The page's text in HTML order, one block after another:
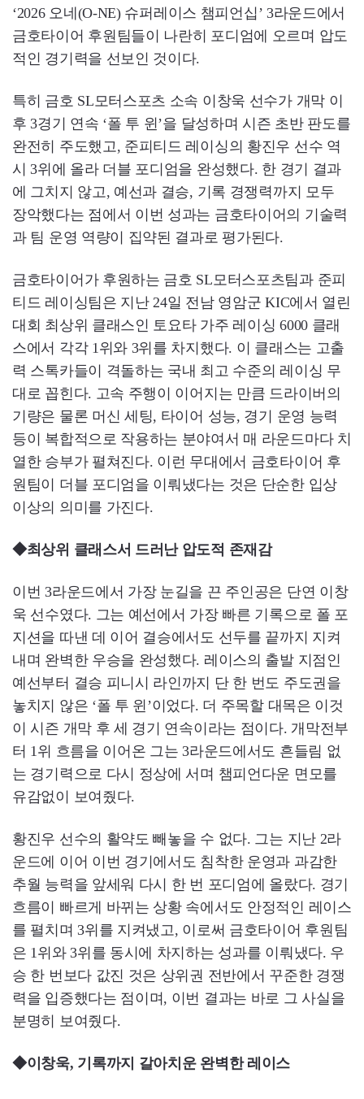
‘2026 오네(O-NE) 슈퍼레이스 챔피언십’ 3라운드에서
금호타이어 후원팀들이 나란히 포디엄에 오르며 압도
적인 경기력을 선보인 것이다.
특히 금호 SL모터스포츠 소속 이창욱 선수가 개막 이
후 3경기 연속 ‘폴 투 윈’을 달성하며 시즌 초반 판도를
완전히 주도했고, 준피티드 레이싱의 황진우 선수 역
시 3위에 올라 더블 포디엄을 완성했다. 한 경기 결과
에 그치지 않고, 예선과 결승, 기록 경쟁력까지 모두
장악했다는 점에서 이번 성과는 금호타이어의 기술력
과 팀 운영 역량이 집약된 결과로 평가된다.
금호타이어가 후원하는 금호 SL모터스포츠팀과 준피
티드 레이싱팀은 지난 24일 전남 영암군 KIC에서 열린
대회 최상위 클래스인 토요타 가주 레이싱 6000 클래
스에서 각각 1위와 3위를 차지했다. 이 클래스는 고출
력 스톡카들이 격돌하는 국내 최고 수준의 레이싱 무
대로 꼽힌다. 고속 주행이 이어지는 만큼 드라이버의
기량은 물론 머신 세팅, 타이어 성능, 경기 운영 능력
등이 복합적으로 작용하는 분야여서 매 라운드마다 치
열한 승부가 펼쳐진다. 이런 무대에서 금호타이어 후
원팀이 더블 포디엄을 이뤄냈다는 것은 단순한 입상
이상의 의미를 가진다.
◆최상위 클래스서 드러난 압도적 존재감
이번 3라운드에서 가장 눈길을 끈 주인공은 단연 이창
욱 선수였다. 그는 예선에서 가장 빠른 기록으로 폴 포
지션을 따낸 데 이어 결승에서도 선두를 끝까지 지켜
내며 완벽한 우승을 완성했다. 레이스의 출발 지점인
예선부터 결승 피니시 라인까지 단 한 번도 주도권을
놓치지 않은 ‘폴 투 윈’이었다. 더 주목할 대목은 이것
이 시즌 개막 후 세 경기 연속이라는 점이다. 개막전부
터 1위 흐름을 이어온 그는 3라운드에서도 흔들림 없
는 경기력으로 다시 정상에 서며 챔피언다운 면모를
유감없이 보여줬다.
황진우 선수의 활약도 빼놓을 수 없다. 그는 지난 2라
운드에 이어 이번 경기에서도 침착한 운영과 과감한
추월 능력을 앞세워 다시 한 번 포디엄에 올랐다. 경기
흐름이 빠르게 바뀌는 상황 속에서도 안정적인 레이스
를 펼치며 3위를 지켜냈고, 이로써 금호타이어 후원팀
은 1위와 3위를 동시에 차지하는 성과를 이뤄냈다. 우
승 한 번보다 값진 것은 상위권 전반에서 꾸준한 경쟁
력을 입증했다는 점이며, 이번 결과는 바로 그 사실을
분명히 보여줬다.
◆이창욱, 기록까지 갈아치운 완벽한 레이스